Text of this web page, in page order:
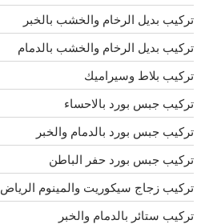
تركيب بديل الرخام والخشب بالخبر
تركيب بديل الرخام والخشب بالدمام
تركيب بلاط وسيراميك
تركيب جبس بورد بالاحساء
تركيب جبس بورد بالدمام والخبر
تركيب جبس بورد حفر الباطن
تركيب زجاج سيكوريت والمينوم الرياض
تركيب ستائر بالدمام والخبر